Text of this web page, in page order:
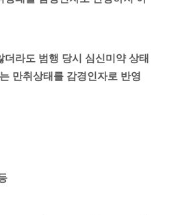
라도 범행 당시 심신미약 상태
만취상태를 감경인자로 반영